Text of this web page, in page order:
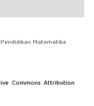
Matematika
Commons Attribution